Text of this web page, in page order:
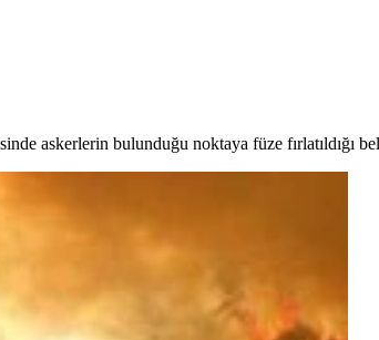
askerlerin bulunduğu noktaya füze fırlatıldığı